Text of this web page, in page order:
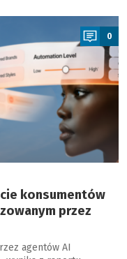
0
konsumentów
przez
agentów AI